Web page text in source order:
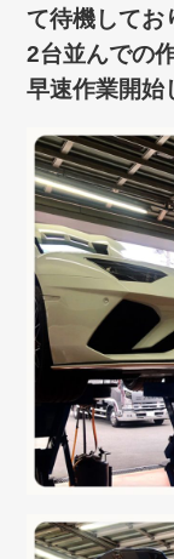
2台並んでの
早速作業開始